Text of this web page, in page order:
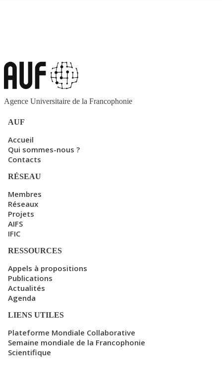
Agence Universitaire de la Francophonie
AUF
Accueil
Qui sommes-nous ?
Contacts
RÉSEAU
Membres
Réseaux
Projets
AIFS
IFIC
RESSOURCES
Appels à propositions
Publications
Actualités
Agenda
LIENS UTILES
Plateforme Mondiale Collaborative
Semaine mondiale de la Francophonie
Scientifique